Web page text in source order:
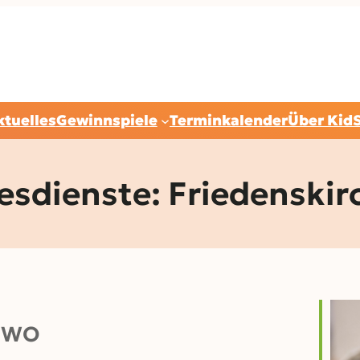
Gewinnspiele TerminkalenderÜber
WO